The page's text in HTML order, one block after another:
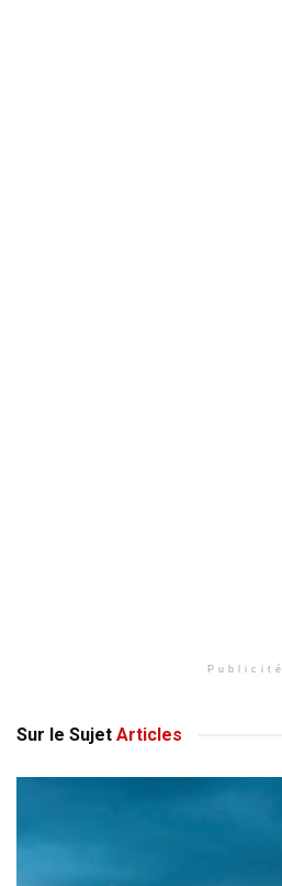
Publicité
Sur le Sujet Articles